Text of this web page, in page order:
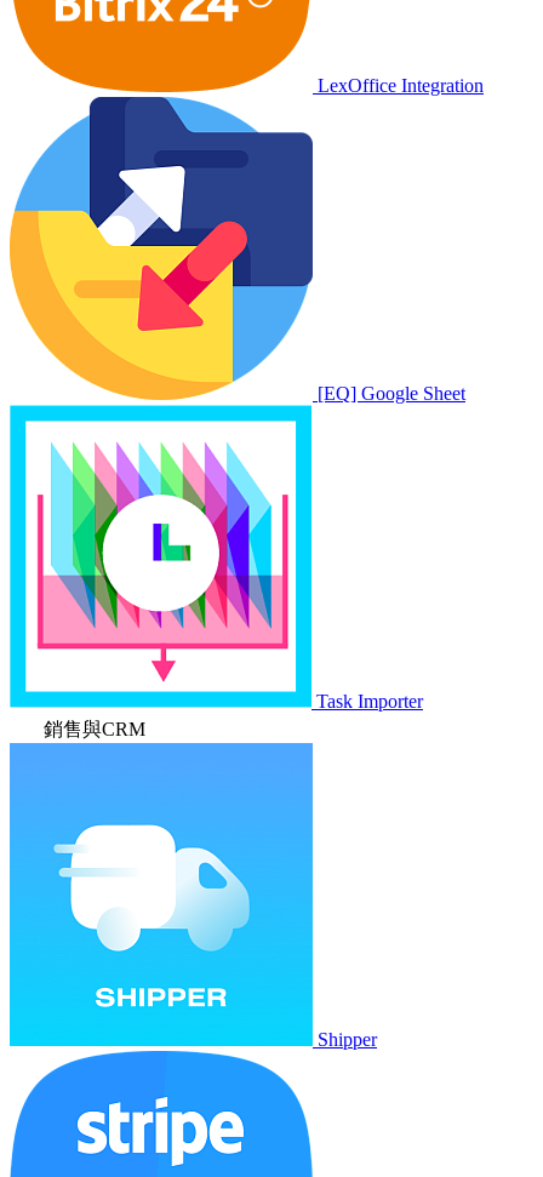
LexOffice Integration
[EQ] Google Sheet
Task Importer
銷售與CRM
Shipper